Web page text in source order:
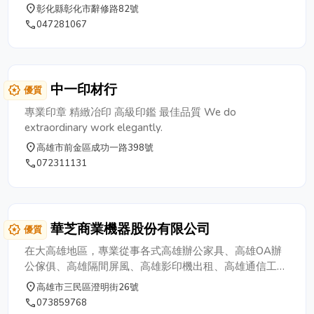
place彰化縣彰化市辭修路82號
phone047281067
award_star 優質 中一印材行
專業印章 精緻冶印 高級印鑑 最佳品質 We do
extraordinary work elegantly.
place高雄市前金區成功一路398號
phone072311131
award_star 優質 華芝商業機器股份有限公司
在大高雄地區，專業從事各式高雄辦公家具、高雄OA辦
公傢俱、高雄隔間屏風、高雄影印機出租、高雄通信工
程，擁有資深的專業團隊與豐富經驗，可以為您提供平價
又貼心的設計規劃，歡迎各式機關團體、公司行號、政府
place高雄市三民區澄明街26號
phone073859768